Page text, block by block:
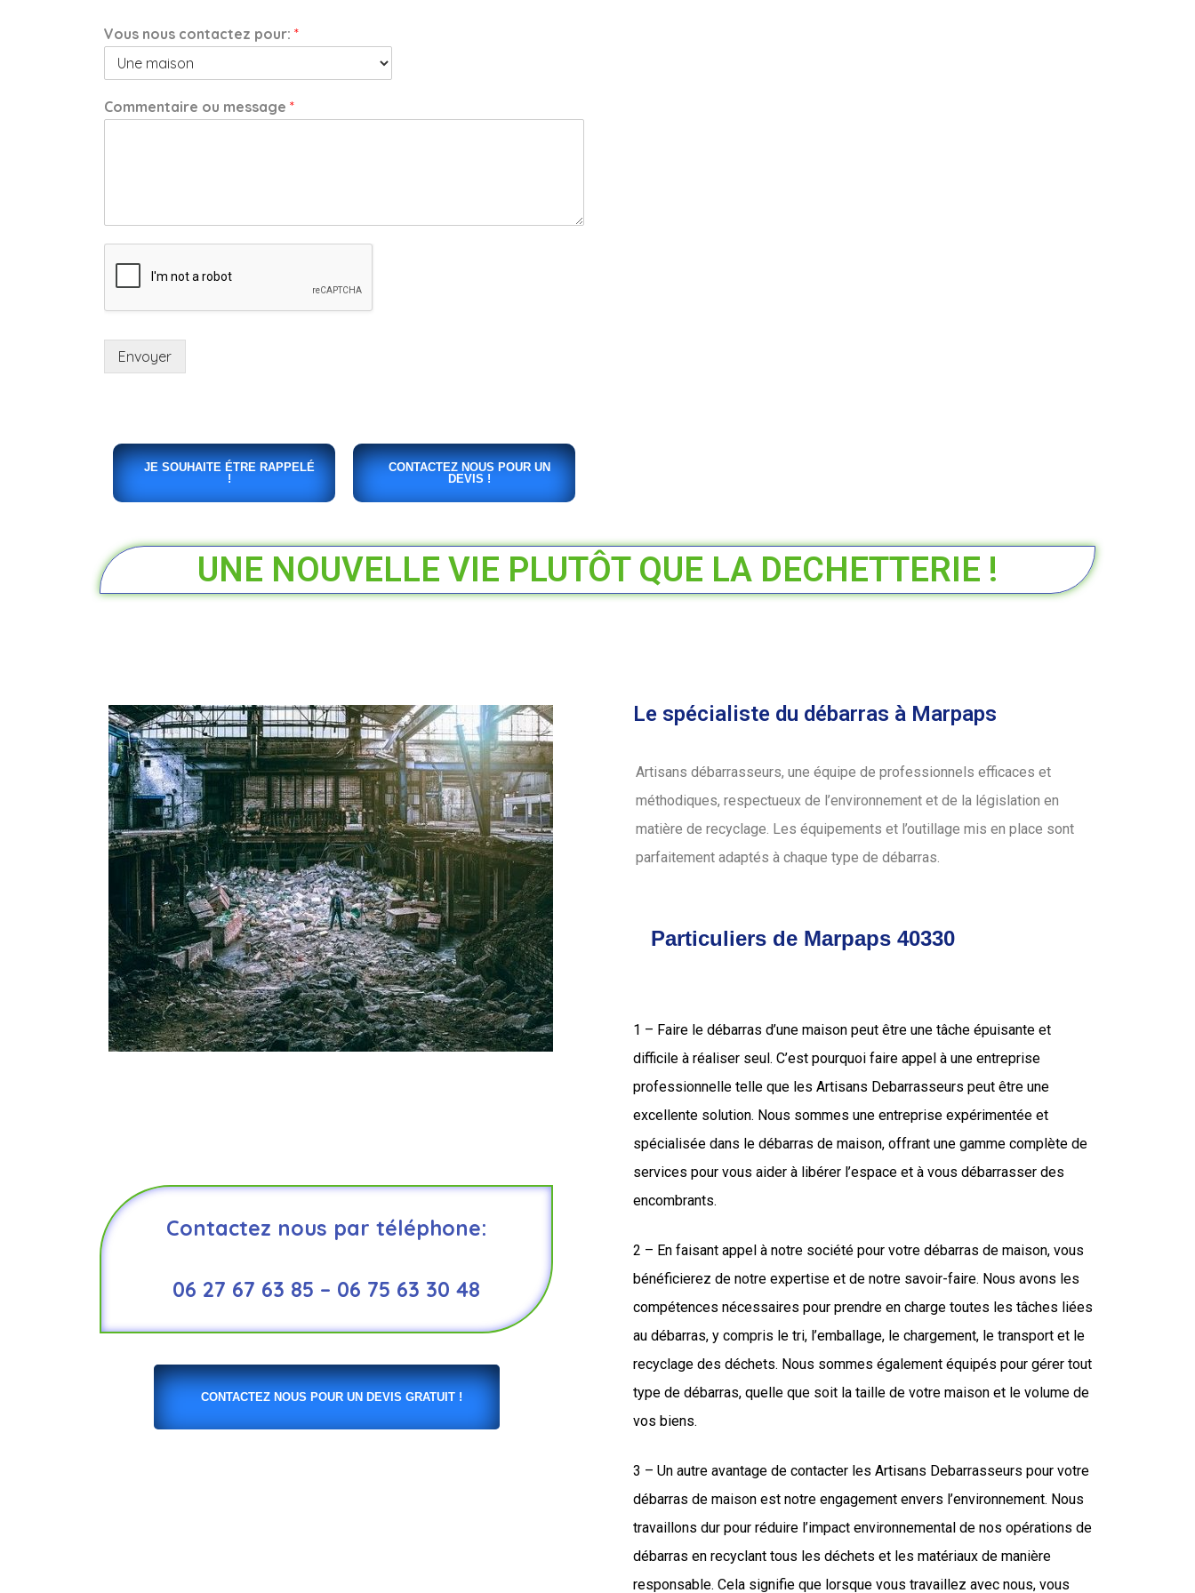
Vous nous contactez pour: *
Commentaire ou message *
Envoyer
JE SOUHAITE ÉTRE RAPPELÉ
!
CONTACTEZ NOUS POUR UN
DEVIS !
UNE NOUVELLE VIE PLUTÔT QUE LA DECHETTERIE !
Contactez nous par téléphone:
06 27 67 63 85 – 06 75 63 30 48
CONTACTEZ NOUS POUR UN DEVIS GRATUIT !
Le spécialiste du débarras à Marpaps
Artisans débarrasseurs, une équipe de professionnels efficaces et
méthodiques, respectueux de l’environnement et de la législation en
matière de recyclage. Les équipements et l’outillage mis en place sont
parfaitement adaptés à chaque type de débarras.
Particuliers de Marpaps 40330
1 – Faire le débarras d’une maison peut être une tâche épuisante et
difficile à réaliser seul. C’est pourquoi faire appel à une entreprise
professionnelle telle que les Artisans Debarrasseurs peut être une
excellente solution. Nous sommes une entreprise expérimentée et
spécialisée dans le débarras de maison, offrant une gamme complète de
services pour vous aider à libérer l’espace et à vous débarrasser des
encombrants.
2 – En faisant appel à notre société pour votre débarras de maison, vous
bénéficierez de notre expertise et de notre savoir-faire. Nous avons les
compétences nécessaires pour prendre en charge toutes les tâches liées
au débarras, y compris le tri, l’emballage, le chargement, le transport et le
recyclage des déchets. Nous sommes également équipés pour gérer tout
type de débarras, quelle que soit la taille de votre maison et le volume de
vos biens.
3 – Un autre avantage de contacter les Artisans Debarrasseurs pour votre
débarras de maison est notre engagement envers l’environnement. Nous
travaillons dur pour réduire l’impact environnemental de nos opérations de
débarras en recyclant tous les déchets et les matériaux de manière
responsable. Cela signifie que lorsque vous travaillez avec nous, vous